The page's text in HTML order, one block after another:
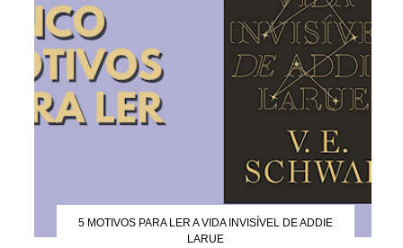
5 MOTIVOS PARA LER A VIDA INVISÍVEL DE ADDIE
LARUE